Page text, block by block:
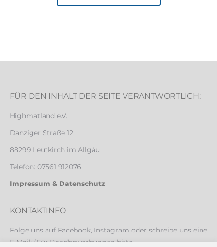
FÜR DEN INHALT DER SEITE VERANTWORTLICH:
Highmatland e.V.
Danziger Straße 12
88299 Leutkirch im Allgäu
Telefon: 07561 912076
Impressum & Datenschutz
KONTAKTINFO
Folge uns auf Facebook, Instagram oder schreibe uns eine
E-Mail: (Für Bandbewerbungen bitte